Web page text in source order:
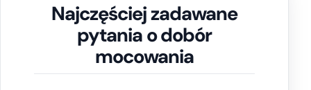
Najczęściej zadawane
pytania o dobór
mocowania